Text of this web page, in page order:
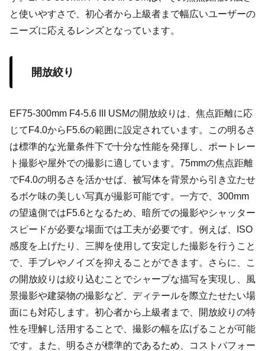
と使いやすさで、初心者から上級者まで幅広いユーザーの
ニーズに応えるレンズとなっています。
開放絞り
EF75-300mm F4-5.6 III USMの開放絞りは、焦点距離に応
じてF4.0からF5.6の範囲に設定されています。この明るさ
は標準的な光量条件下で十分な性能を発揮し、ポートレー
ト撮影や屋外での撮影に適しています。75mmの焦点距離
でF4.0の明るさを活かせば、被写体を背景から引き立たせ
るボケ味の美しい写真が撮影可能です。一方で、300mm
の望遠側ではF5.6となるため、暗所での撮影やシャッター
スピードが必要な場面では工夫が必要です。例えば、ISO
感度を上げたり、三脚を使用して安定した撮影を行うこと
で、手ブレやノイズを抑えることができます。さらに、こ
の開放絞りは絞り込むことでシャープな描写を実現し、風
景撮影や建築物の撮影など、ディテールを際立たせたい場
面にも対応します。初心者から上級者まで、開放絞りの特
性を理解し活用することで、撮影の幅を広げることが可能
です。また、明るさが標準的であるため、コストパフォー